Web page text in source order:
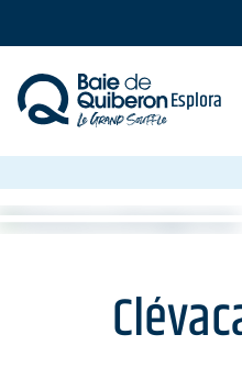
content
Esplora